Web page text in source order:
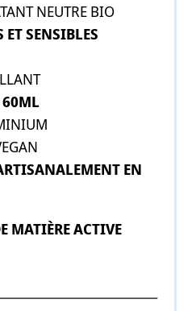
NEUTRE BIO
ET SENSIBLES
60ML
EN
MATIÈRE ACTIVE